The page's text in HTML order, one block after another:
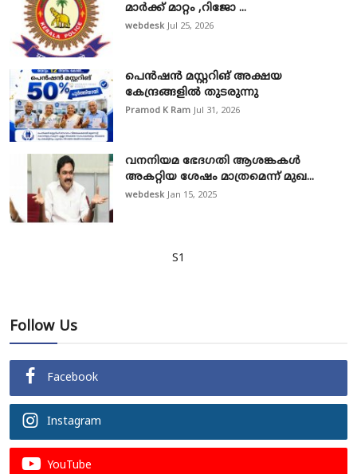
മാർക്ക് മാറ്റം ,റിജോ ...
webdesk Jul 25, 2026
പെൻഷൻ മസ്റ്ററിങ് അക്ഷയ
കേന്ദ്രങ്ങളിൽ തുടരുന്നു
Pramod K Ram Jul 31, 2026
വനനിയമ ഭേദഗതി ആശങ്കകൾ
അകറ്റിയ ശേഷം മാത്രമെന്ന് മുഖ...
webdesk Jan 15, 2025
S1
Follow Us
Facebook
Instagram
YouTube